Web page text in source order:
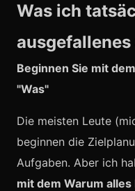
Was ich
Beginnen Sie mit
"Was"
Die meisten Leute
beginnen die
Aufgaben. Aber ich
mit dem Warum